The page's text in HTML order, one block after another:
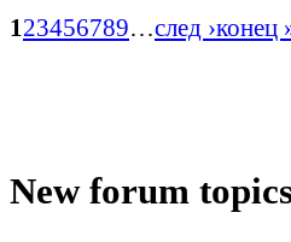
123456789…след ›конец
New forum